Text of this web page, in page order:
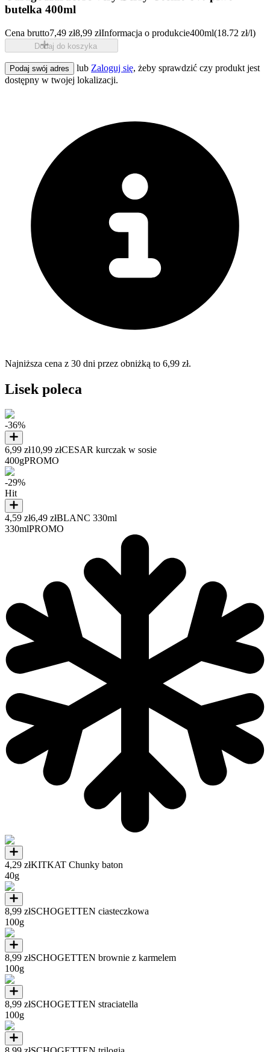
butelka 400ml
Cena brutto7,49 zł8,99 złInformacja o produkcie400ml(18.72 zł/l)
Dodaj do koszyka
Podaj swój adres lub Zaloguj się, żeby sprawdzić czy produkt jest
dostępny w twojej lokalizacji.
Najniższa cena z 30 dni przez obniżką to 6,99 zł.
Lisek poleca
-36%
6,99 zł10,99 złCESAR kurczak w sosie
400gPROMO
-29%
Hit
4,59 zł6,49 złBLANC 330ml
330mlPROMO
4,29 złKITKAT Chunky baton
40g
8,99 złSCHOGETTEN ciasteczkowa
100g
8,99 złSCHOGETTEN brownie z karmelem
100g
8,99 złSCHOGETTEN straciatella
100g